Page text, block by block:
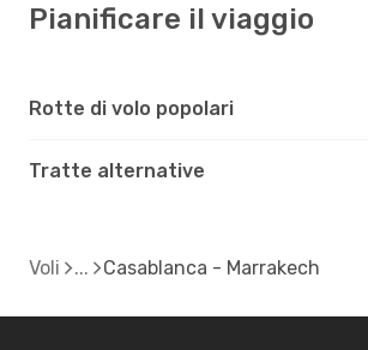
Pianificare il viaggio
Rotte di volo popolari
Tratte alternative
Voli Casablanca - Marrakech